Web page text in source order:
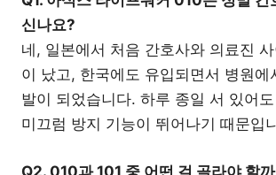
신나요?
네, 일본에서 처음 간호사와 의료진
이 났고, 한국에도 유입되면서 병원에
발이 되었습니다. 하루 종일 서 있어
미끄럼 방지 기능이 뛰어나기 때문입
Q2. 010과 101 중 어떤 걸 골라야 할